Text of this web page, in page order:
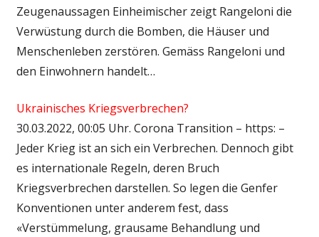
Zeugenaussagen Einheimischer zeigt Rangeloni die
Verwüstung durch die Bomben, die Häuser und
Menschenleben zerstören. Gemäss Rangeloni und
den Einwohnern handelt…
Ukrainisches Kriegsverbrechen?
30.03.2022, 00:05 Uhr. Corona Transition – https: –
Jeder Krieg ist an sich ein Verbrechen. Dennoch gibt
es internationale Regeln, deren Bruch
Kriegsverbrechen darstellen. So legen die Genfer
Konventionen unter anderem fest, dass
«Verstümmelung, grausame Behandlung und